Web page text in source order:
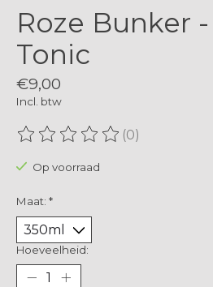
Roze Bunker
Tonic
€9,00
Incl. btw
De beoordeling van dit
(0)
Op voorraad
Maat: *
Hoeveelheid: